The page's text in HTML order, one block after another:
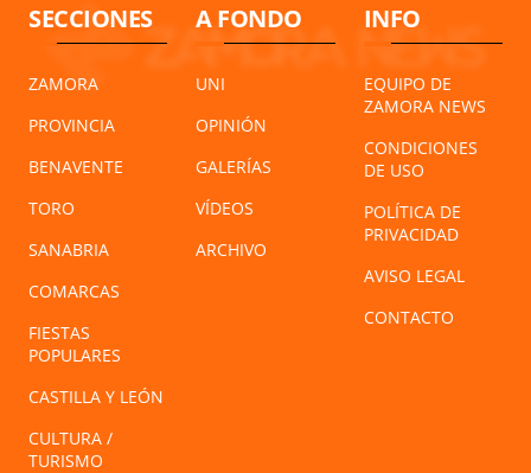
SECCIONES
ZAMORA
PROVINCIA
BENAVENTE
TORO
SANABRIA
COMARCAS
FIESTAS
POPULARES
CASTILLA Y LEÓN
CULTURA /
TURISMO
A FONDO
UNI
OPINIÓN
GALERÍAS
VÍDEOS
ARCHIVO
INFO
EQUIPO DE
ZAMORA NEWS
CONDICIONES
DE USO
POLÍTICA DE
PRIVACIDAD
AVISO LEGAL
CONTACTO